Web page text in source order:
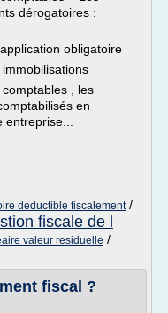
dérogatoires :
obligatoire
, les
en
deductible fiscalement/
fiscale de l
valeur residuelle /
fiscal ?